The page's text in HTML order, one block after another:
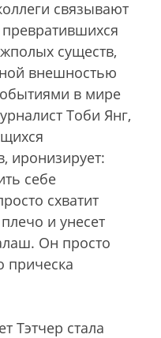
связывают
существ,
внешностью
в мире
Тоби Янг,
иронизирует:
себе
схватит
и унесет
Он просто
прическа
Тэтчер стала